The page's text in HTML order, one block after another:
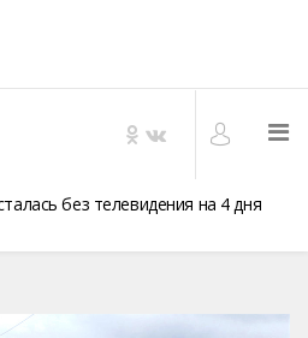
без телевидения на 4 дня